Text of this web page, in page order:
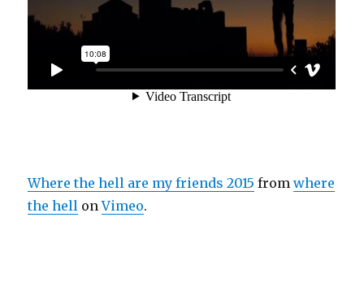
Where the hell are my friends 2015 fromwhere
the hell onVimeo.